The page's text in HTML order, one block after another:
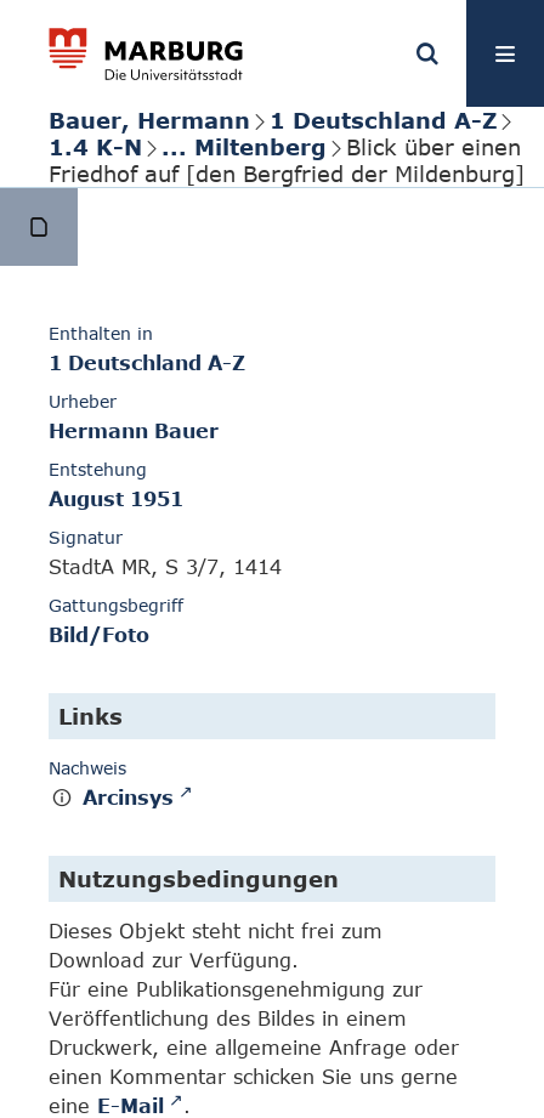
Bauer, Hermann
1 Deutschland A-Z
1.4 K-N
... Miltenberg
Blick über einen
Friedhof auf [den Bergfried der Mildenburg]
Enthalten in
1 Deutschland A-Z
Urheber
Hermann Bauer
Entstehung
August 1951
Signatur
StadtA MR, S 3/7, 1414
Gattungsbegriff
Bild/Foto
Links
Nachweis
Arcinsys
Nutzungsbedingungen
Dieses Objekt steht nicht frei zum
Download zur Verfügung.
Für eine Publikationsgenehmigung zur
Veröffentlichung des Bildes in einem
Druckwerk, eine allgemeine Anfrage oder
einen Kommentar schicken Sie uns gerne
eine E-Mail
.